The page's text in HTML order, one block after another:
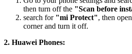
then turn off the "Scan before
search for "mi Protect", then
corner and turn it off.
2. Huawei Phones: